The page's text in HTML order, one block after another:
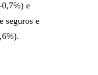
0,7%) e
seguros e